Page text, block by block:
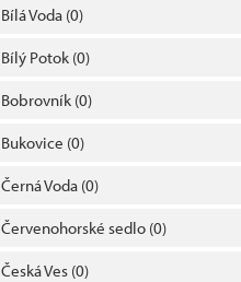
Bílá Voda (0)
Bílý Potok (0)
Bobrovník (0)
Bukovice (0)
Černá Voda (0)
Červenohorské sedlo (0)
Česká Ves (0)